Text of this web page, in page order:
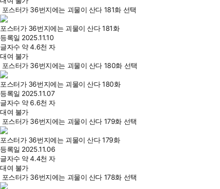
포스터가 36번지에는 괴물이 산다 181화 선택
포스터가 36번지에는 괴물이 산다 181화
등록일 2025.11.10
글자수 약 4.6천 자
대여 불가
포스터가 36번지에는 괴물이 산다 180화 선택
포스터가 36번지에는 괴물이 산다 180화
등록일 2025.11.07
글자수 약 6.6천 자
대여 불가
포스터가 36번지에는 괴물이 산다 179화 선택
포스터가 36번지에는 괴물이 산다 179화
등록일 2025.11.06
글자수 약 4.4천 자
대여 불가
포스터가 36번지에는 괴물이 산다 178화 선택